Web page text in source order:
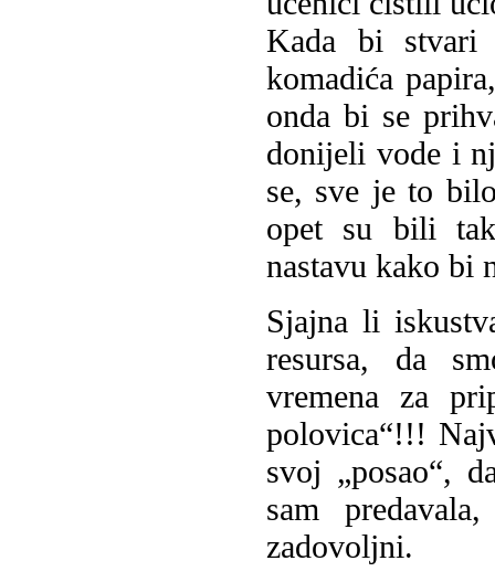
Kada bi stvari
komadića
onda bi se
donijeli vode i
se, sve je to
opet su bili
nastavu kako bi
Sjajna li
resursa, da
vremena za
polovica“!!!
svoj „posao“,
sam
zadovoljni.